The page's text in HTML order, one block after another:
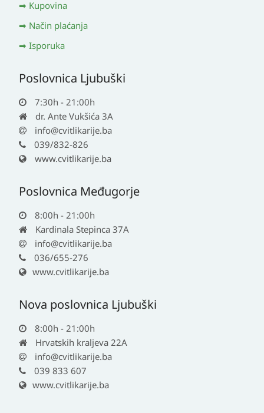
Kupovina
Način plaćanja
Isporuka
Poslovnica Ljubuški
7:30h - 21:00h
dr. Ante Vukšića 3A
info@cvitlikarije.ba
039/832-826
www.cvitlikarije.ba
Poslovnica Međugorje
8:00h - 21:00h
Kardinala Stepinca 37A
info@cvitlikarije.ba
036/655-276
www.cvitlikarije.ba
Nova poslovnica Ljubuški
8:00h - 21:00h
Hrvatskih kraljeva 22A
info@cvitlikarije.ba
039 833 607
www.cvitlikarije.ba